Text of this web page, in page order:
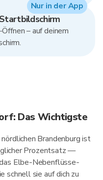
– auf deinem
Nur in der App
Das Wichtigste
Brandenburg ist
Prozentsatz —
Elbe-Nebenflüsse-
schnell sie auf dich zu